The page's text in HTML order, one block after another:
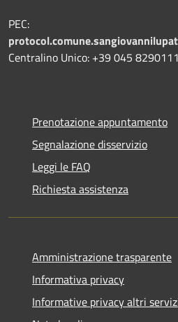
PEC:
Centralino Unico: +39 045 8290111
Prenotazione appuntamento
Segnalazione disservizio
Leggi le FAQ
Richiesta assistenza
Amministrazione trasparente
Informativa privacy
Informative privacy altri